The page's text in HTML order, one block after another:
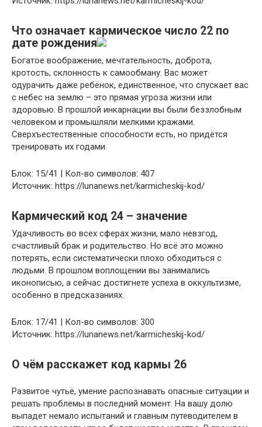
Что означает кармическое число 22 по
дате рождения
Богатое воображение, мечтательность, доброта,
кротость, склонность к самообману. Вас может
одурачить даже ребёнок, единственное, что спускает вас
с небес на землю – это прямая угроза жизни или
здоровью. В прошлой инкарнации вы были беззлобным
человеком и промышляли мелкими кражами.
Сверхъестественные способности есть, но придётся
тренировать их годами.
Блок: 15/41 | Кол-во символов: 407
Источник: https://lunanews.net/karmicheskij-kod/
Кармический код 24 – значение
Удачливость во всех сферах жизни, мало невзгод,
счастливый брак и родительство. Но всё это можно
потерять, если систематически плохо обходиться с
людьми. В прошлом воплощении вы занимались
иконописью, а сейчас достигнете успеха в оккультизме,
особенно в предсказаниях.
Блок: 17/41 | Кол-во символов: 300
Источник: https://lunanews.net/karmicheskij-kod/
О чём расскажет код кармы 26
Развитое чутьё, умение распознавать опасные ситуации и
решать проблемы в последний момент. На вашу долю
выпадет немало испытаний и главным путеводителем в